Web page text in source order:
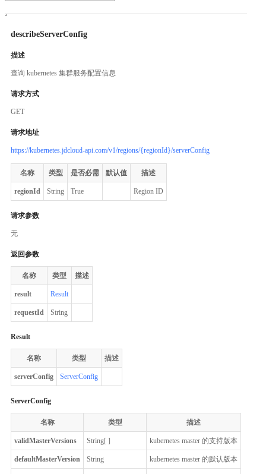
describeServerConfig
描述
查询 kubernetes 集群服务配置信息
请求方式
GET
请求地址
https://kubernetes.jdcloud-api.com/v1/regions/{regionId}/serverConfig
名称 类型 是否必需 默认值 描述
regionId String True Region ID
请求参数
无
返回参数
名称 类型 描述
result Result
requestId String
Result
名称 类型 描述
serverConfig ServerConfig
ServerConfig
名称 类型 描述
validMasterVersions String[ ] kubernetes master 的支持版本
defaultMasterVersion String kubernetes master 的默认版本